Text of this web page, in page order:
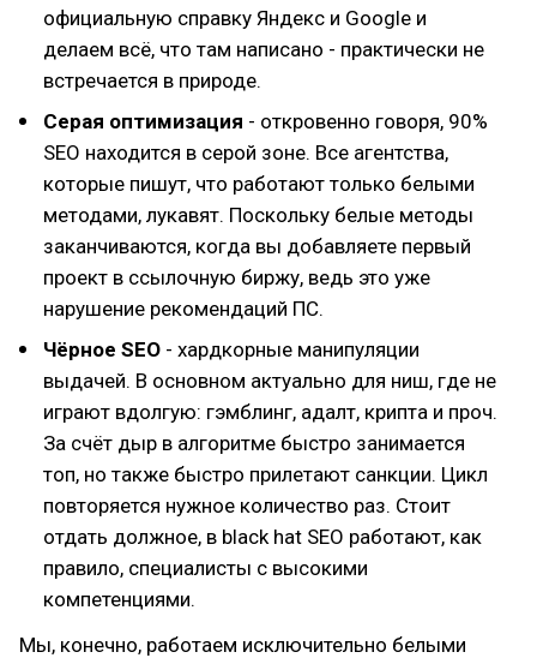
официальную справку Яндекс и Google и
делаем всё, что там написано - практически не
встречается в природе.
Серая оптимизация - откровенно говоря, 90%
SEO находится в серой зоне. Все агентства,
которые пишут, что работают только белыми
методами, лукавят. Поскольку белые методы
заканчиваются, когда вы добавляете первый
проект в ссылочную биржу, ведь это уже
нарушение рекомендаций ПС.
Чёрное SEO - хардкорные манипуляции
выдачей. В основном актуально для ниш, где не
играют вдолгую: гэмблинг, адалт, крипта и проч.
За счёт дыр в алгоритме быстро занимается
топ, но также быстро прилетают санкции. Цикл
повторяется нужное количество раз. Стоит
отдать должное, в black hat SEO работают, как
правило, специалисты с высокими
компетенциями.
Мы, конечно, работаем исключительно белыми